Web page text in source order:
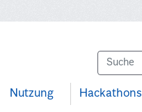
Nutzung Hackathons